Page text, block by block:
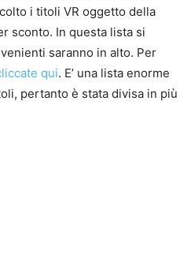
i titoli VR oggetto della
sconto. In questa lista si
saranno in alto. Per
qui. E’ una lista enorme
pertanto è stata divisa in più